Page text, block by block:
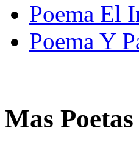
Poema El
Poema Y
Mas